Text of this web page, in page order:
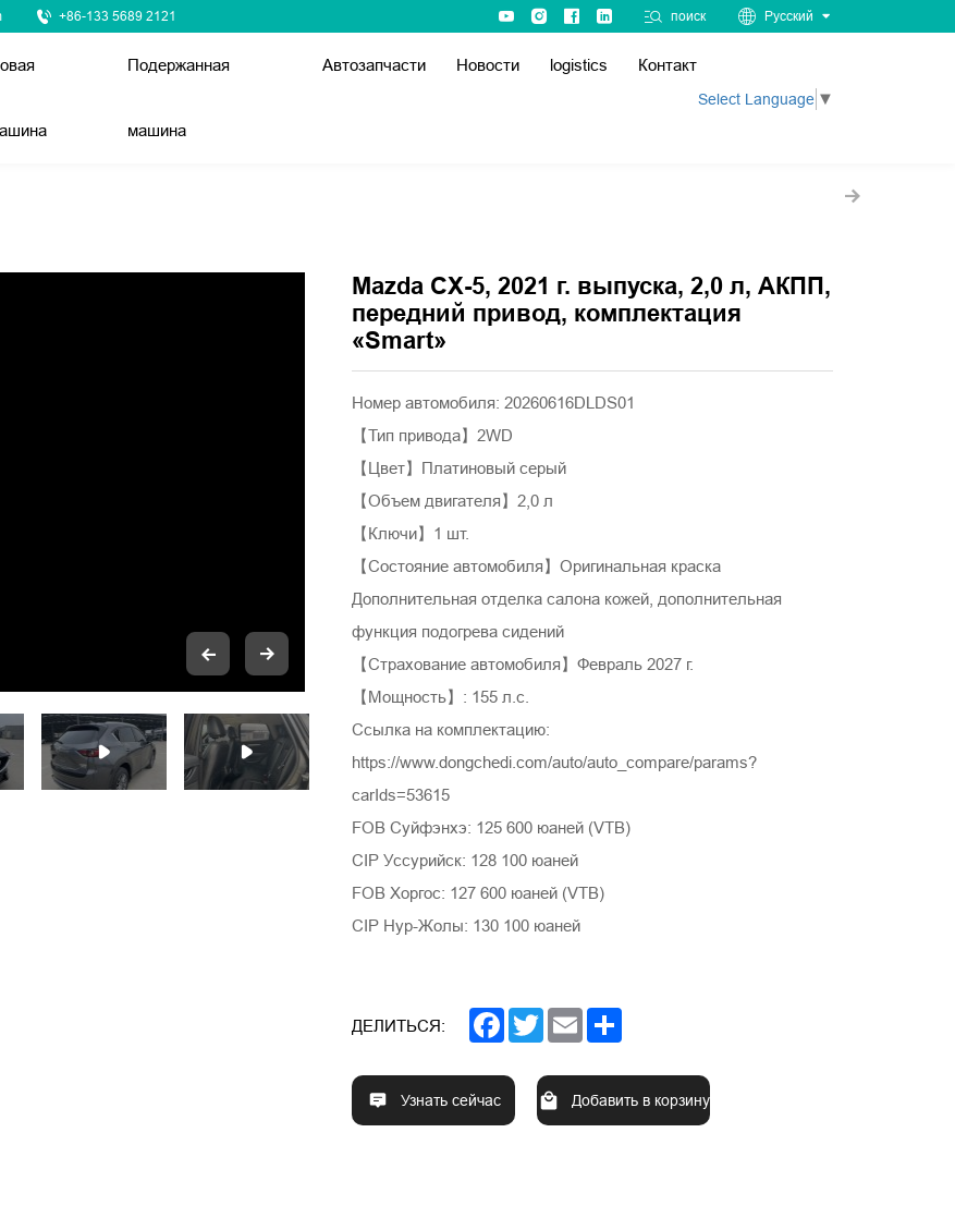
+86-133 5689 2121 поиск Русский
Подержанная
машина
Автозапчасти Новости logistics Контакт
Select Language ▼
Mazda CX-5, 2021 г. выпуска, 2,0 л, АКПП,
передний привод, комплектация
«Smart»
Номер автомобиля: 20260616DLDS01
【Тип привода】2WD
【Цвет】Платиновый серый
【Объем двигателя】2,0 л
【Ключи】1 шт.
【Состояние автомобиля】Оригинальная краска
Дополнительная отделка салона кожей, дополнительная
функция подогрева сидений
【Страхование автомобиля】Февраль 2027 г.
【Мощность】: 155 л.с.
Ссылка на комплектацию:
https://www.dongchedi.com/auto/auto_compare/params?
carIds=53615
FOB Суйфэнхэ: 125 600 юаней (VTB)
CIP Уссурийск: 128 100 юаней
FOB Хоргос: 127 600 юаней (VTB)
CIP Нур-Жолы: 130 100 юаней
ДЕЛИТЬСЯ: Facebook
TwitterEmail
Узнать сейчас Добавить в корзину